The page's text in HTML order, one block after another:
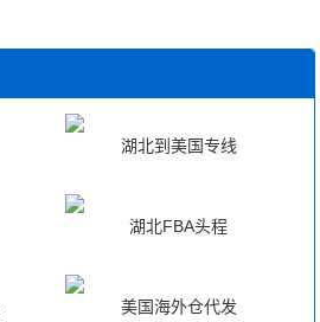
湖北到美国专线
湖北FBA头程
美国海外仓代发